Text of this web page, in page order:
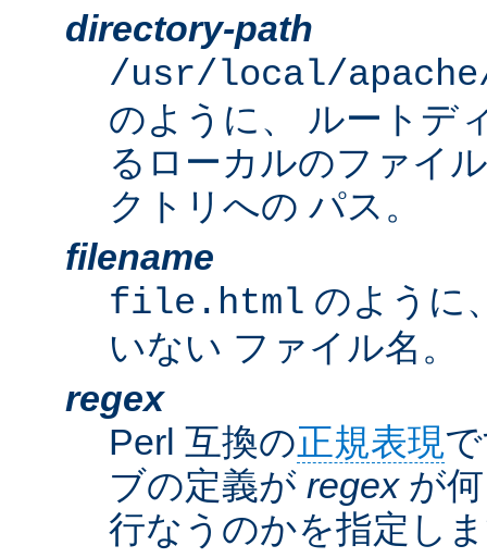
directory-path
/usr/local/
のように、 ルートデ
るローカルのファイ
クトリへの パス。
filename
file.html のように
いない ファイル名。
regex
Perl 互換の正規表現
ブの定義が regexが何
行なうのかを指定し